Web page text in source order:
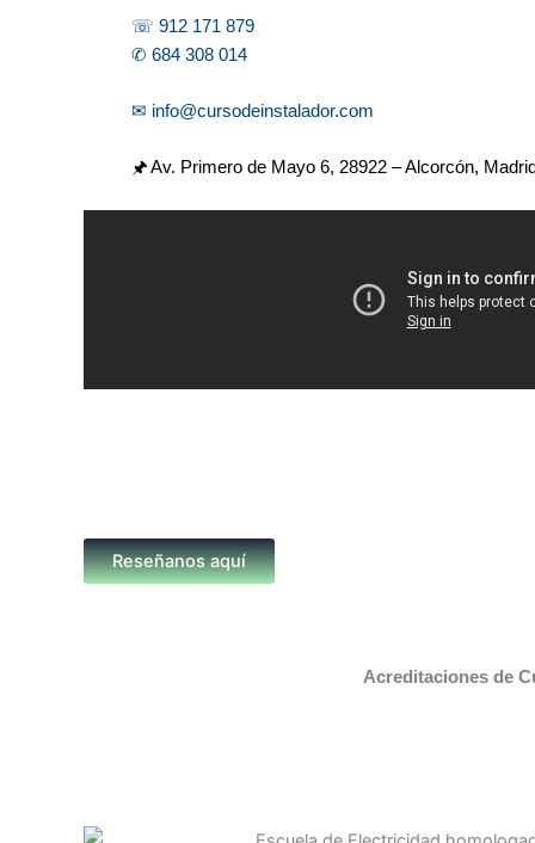
☏ 912 171 879
✆ 684 308 014
✉ info@cursodeinstalador.com
🖈 Av. Primero de Mayo 6, 28922 – Alcorcón,
Reseñanos aquí
Acreditaciones de